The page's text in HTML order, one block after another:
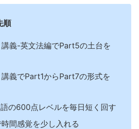
順
義-英文法編でPart5の土台を
義でPart1からPart7の形式を
の600点レベルを毎日短く回す
間感覚を少し入れる